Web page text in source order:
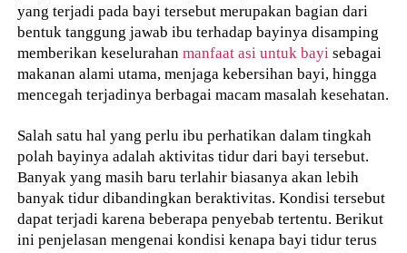
yang terjadi pada bayi tersebut merupakan bagian dari
bentuk tanggung jawab ibu terhadap bayinya disamping
memberikan keselurahanmanfaat asi untuk bayi sebagai
makanan alami utama, menjaga kebersihan bayi, hingga
mencegah terjadinya berbagai macam masalah kesehatan.
Salah satu hal yang perlu ibu perhatikan dalam tingkah
polah bayinya adalah aktivitas tidur dari bayi tersebut.
Banyak yang masih baru terlahir biasanya akan lebih
banyak tidur dibandingkan beraktivitas. Kondisi tersebut
dapat terjadi karena beberapa penyebab tertentu. Berikut
ini penjelasan mengenai kondisi kenapa bayi tidur terus